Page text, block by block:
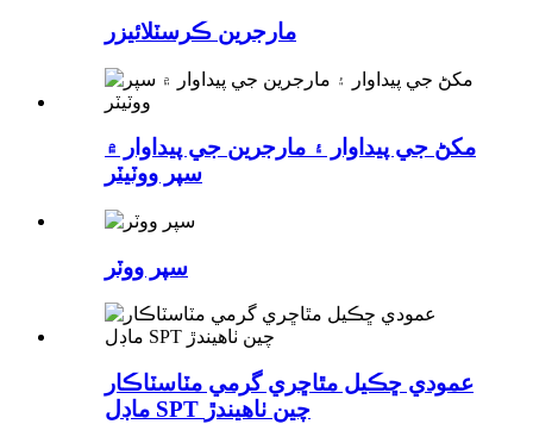
مارجرين ڪرسٽلائيزر
مکڻ جي پيداوار ۽ مارجرين جي پيداوار ۾
سپر ووٽيٽر
سپر ووٽر
عمودي ڇڪيل مٿاڇري گرمي مٽاسٽاڪار
ماڊل SPT چين ٺاهيندڙ